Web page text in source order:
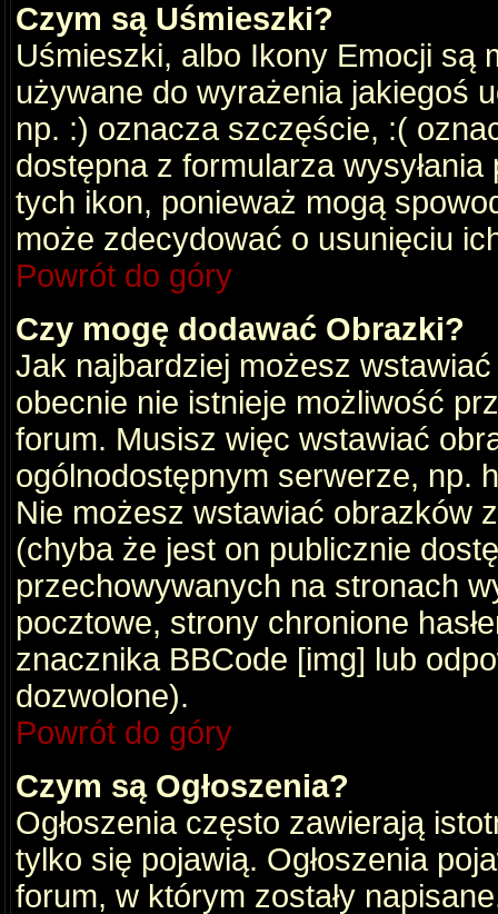
Czym są Uśmieszki?
Uśmieszki, albo Ikony Emocji są
używane do wyrażenia jakiegoś
np. :) oznacza szczęście, :(
dostępna z formularza
tych ikon, ponieważ mogą
może zdecydować o usunięciu
Powrót do góry
Czy mogę dodawać Obrazki?
Jak najbardziej możesz
obecnie nie istnieje możliwość
forum. Musisz więc wstawiać
ogólnodostępnym serwerze, np.
Nie możesz wstawiać obrazków
(chyba że jest on publicznie
przechowywanych na stronach
pocztowe, strony chronione
znacznika BBCode [img] lub
dozwolone).
Powrót do góry
Czym są Ogłoszenia?
Ogłoszenia często zawierają
tylko się pojawią. Ogłoszenia
forum, w którym zostały